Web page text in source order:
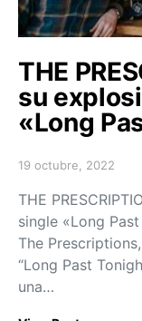
THE
su
«Long
Posted on
19 octubre, 2022
THE
single «Long
The
“Long Past
una…